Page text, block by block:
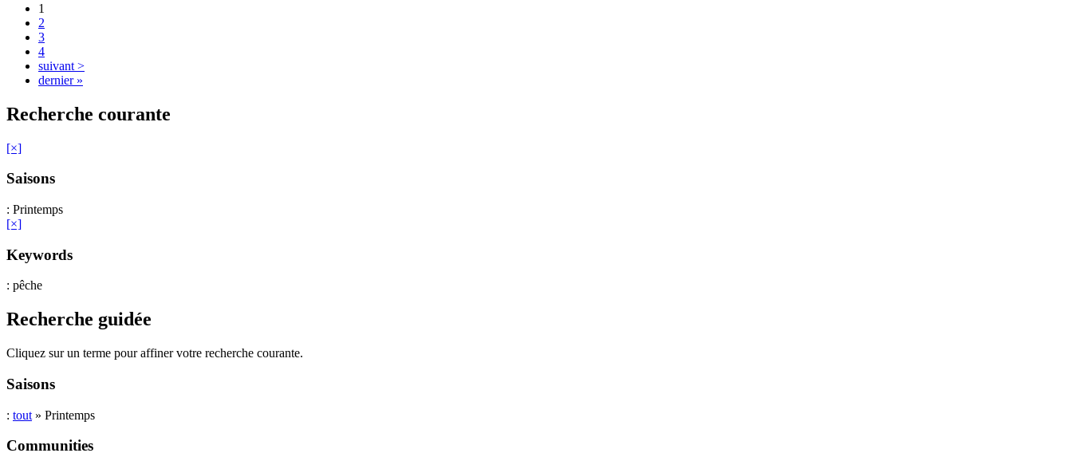
1
2
3
4
suivant >
dernier »
Recherche courante
[×]
Saisons
: Printemps
[×]
Keywords
: pêche
Recherche guidée
Cliquez sur un terme pour affiner votre recherche courante.
Saisons
: tout » Printemps
Communities